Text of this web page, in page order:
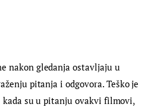
nakon gledanja ostavljaju u
pitanja i odgovora. Teško je
su u pitanju ovakvi filmovi,